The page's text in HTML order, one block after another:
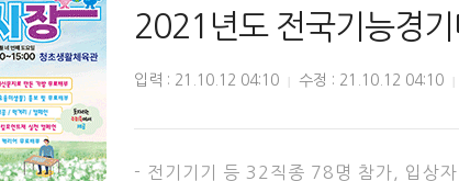
2021년도 전국기능경
입력 : 21.10.12 04:10 | 수정 : 21.10.12 04:10 |
- 전기기기 등 32직종 78명 참가, 입상